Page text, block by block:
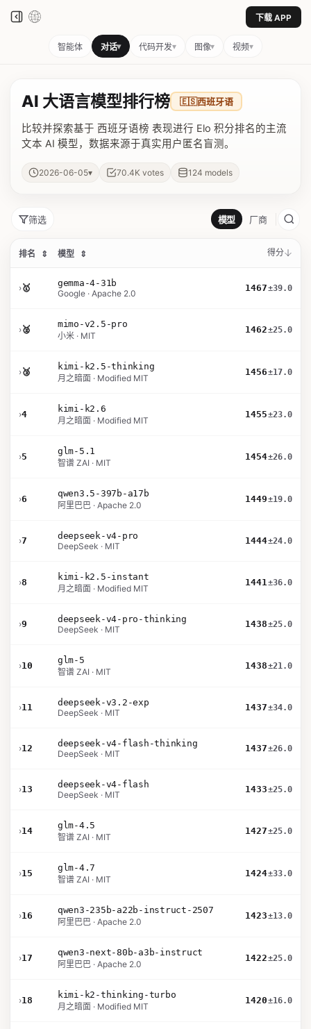
下载 APP
智能体 对话▾ 代码开发▾ 图像▾ 视频▾
AI 大语言模型排行榜 🇪🇸西班牙语
比较并探索基于 西班牙语榜 表现进行 Elo 积分排名的主流
文本 AI 模型，数据来源于真实用户匿名盲测。
2026-06-05▾ 70.4K votes 124 models
筛选 模型 厂商
排名 ⇕ 模型 ⇕ 得分
›🥇
gemma-4-31b
Google · Apache 2.0
1467±39.0
›🥈
mimo-v2.5-pro
小米 · MIT
1462±25.0
›🥉
kimi-k2.5-thinking
月之暗面 · Modified MIT
1456±17.0
›4
kimi-k2.6
月之暗面 · Modified MIT
1455±23.0
›5
glm-5.1
智谱 ZAI · MIT
1454±26.0
›6
qwen3.5-397b-a17b
阿里巴巴 · Apache 2.0
1449±19.0
›7
deepseek-v4-pro
DeepSeek · MIT
1444±24.0
›8
kimi-k2.5-instant
月之暗面 · Modified MIT
1441±36.0
›9
deepseek-v4-pro-thinking
DeepSeek · MIT
1438±25.0
›10
glm-5
智谱 ZAI · MIT
1438±21.0
›11
deepseek-v3.2-exp
DeepSeek · MIT
1437±34.0
›12
deepseek-v4-flash-thinking
DeepSeek · MIT
1437±26.0
›13
deepseek-v4-flash
DeepSeek · MIT
1433±25.0
›14
glm-4.5
智谱 ZAI · MIT
1427±25.0
›15
glm-4.7
智谱 ZAI · MIT
1424±33.0
›16
qwen3-235b-a22b-instruct-2507
阿里巴巴 · Apache 2.0
1423±13.0
›17
qwen3-next-80b-a3b-instruct
阿里巴巴 · Apache 2.0
1422±25.0
›18
kimi-k2-thinking-turbo
月之暗面 · Modified MIT
1420±16.0